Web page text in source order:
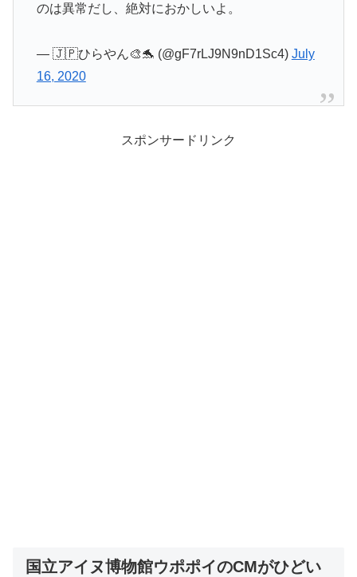
のは異常だし、絶対におかしいよ。
— 🇯🇵ひらやん🎨🐬 (@gF7rLJ9N9nD1Sc4) July
16, 2020
スポンサードリンク
国立アイヌ博物館ウポポイのCMがひどい